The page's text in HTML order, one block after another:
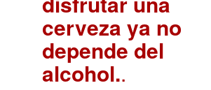
cerveza ya no
depende del
alcohol..